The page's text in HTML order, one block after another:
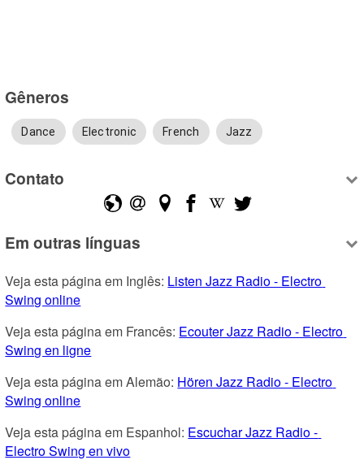
Gêneros
Dance Electronic French Jazz
Contato
Em outras línguas
Veja esta página em Inglês: Listen Jazz Radio - Electro
Swing online
Veja esta página em Francês: Ecouter Jazz Radio - Electro
Swing en ligne
Veja esta página em Alemão: Hören Jazz Radio - Electro
Swing online
Veja esta página em Espanhol: Escuchar Jazz Radio -
Electro Swing en vivo